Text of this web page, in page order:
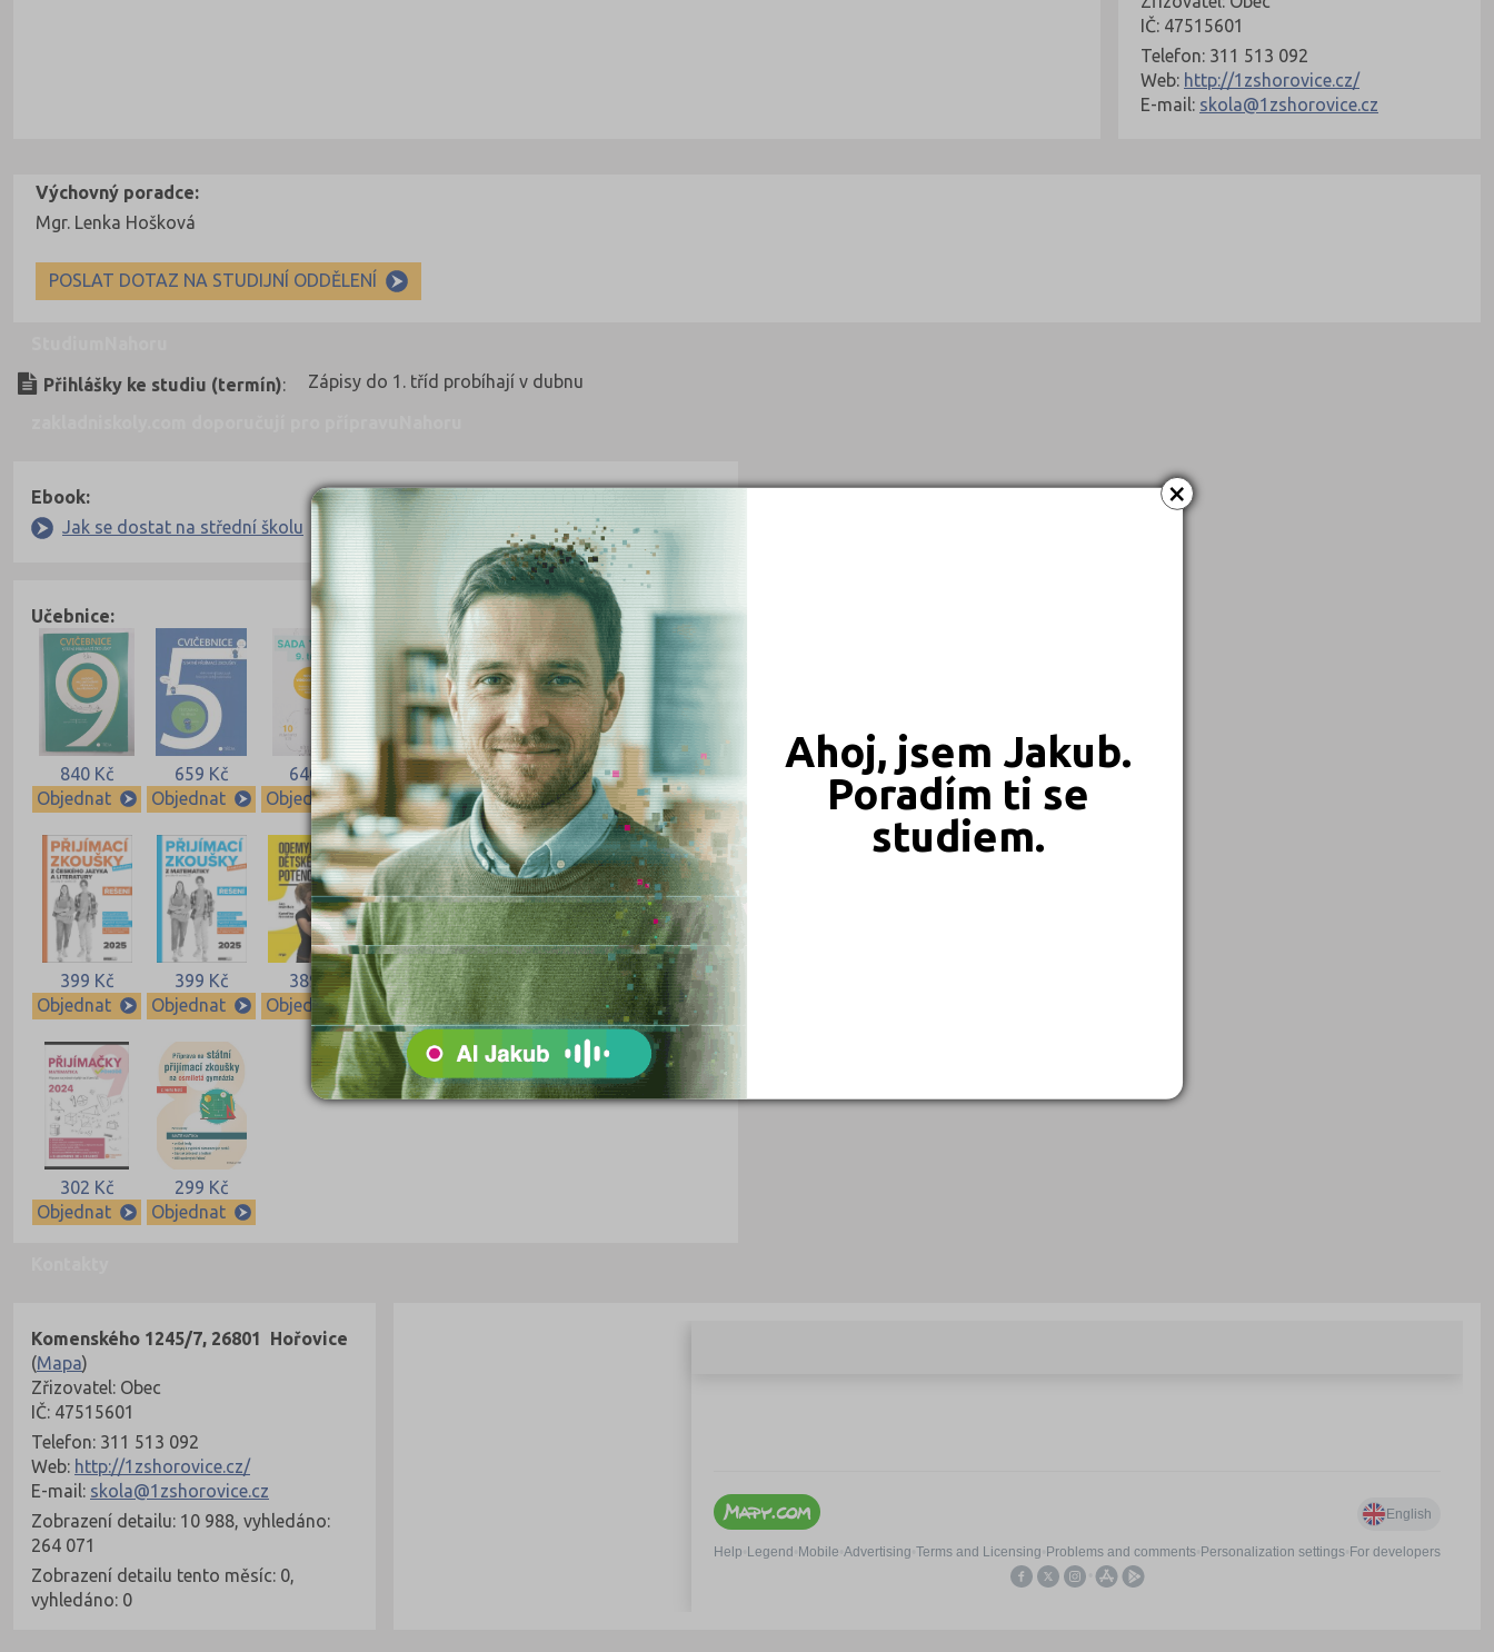
×
Ahoj, jsem Jakub.
Poradím ti se
studiem.
IČ: 47515601
Telefon: 311 513 092
Web: http://1zshorovice.cz/
E-mail: skola@1zshorovice.cz
Výchovný poradce:
Mgr. Lenka Hošková
POSLAT DOTAZ NA STUDIJNÍ ODDĚLENÍ
Přihlášky ke studiu (termín): Zápisy do 1. tříd probíhají v dubnu
Ebook:
Jak se dostat na střední školu
Učebnice:
840 Kč
Objednat
659 Kč
Objednat
640 Kč
Objednat
640 Kč
Objednat
549 Kč
Objednat
450 Kč
Objednat
399 Kč
Objednat
399 Kč
Objednat
389 Kč
Objednat
339 Kč
Objednat
339 Kč
Objednat
331 Kč
Objednat
302 Kč
Objednat
299 Kč
Objednat
Komenského 1245/7, 26801 Hořovice
(Mapa)
Zřizovatel: Obec
IČ: 47515601
Telefon: 311 513 092
Web: http://1zshorovice.cz/
E-mail: skola@1zshorovice.cz
Zobrazení detailu: 10 988, vyhledáno:
264 071
Zobrazení detailu tento měsíc: 0,
vyhledáno: 0